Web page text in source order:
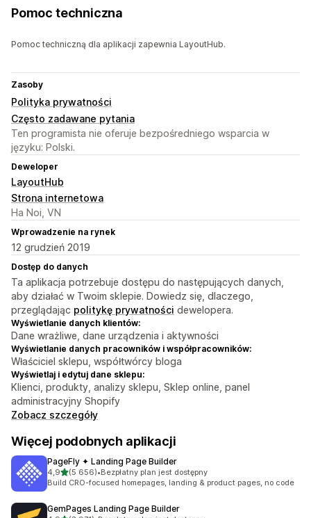
Pomoc techniczna
Pomoc techniczną dla aplikacji zapewnia LayoutHub.
Zasoby
Polityka prywatności
Często zadawane pytania
Ten programista nie oferuje bezpośredniego wsparcia w
języku: Polski.
Deweloper
LayoutHub
Strona internetowa
Ha Noi, VN
Wprowadzenie na rynek
12 grudzień 2019
Dostęp do danych
Ta aplikacja potrzebuje dostępu do następujących danych,
aby działać w Twoim sklepie. Dowiedz się, dlaczego,
przeglądając politykę prywatności dewelopera.
Wyświetlanie danych klientów:
Dane wrażliwe, dane urządzenia i aktywności
Wyświetlanie danych pracowników i współpracowników:
Właściciel sklepu, współtwórcy bloga
Wyświetlaj i edytuj dane sklepu:
Klienci, produkty, analizy sklepu, Sklep online, panel
administracyjny Shopify
Zobacz szczegóły
Więcej podobnych aplikacji
PageFly ✦ Landing Page Builder
4,9na 5 gwiazdek
(5 656)
Łączna liczba recenzji: 5656
•Bezpłatny plan jest dostępny
Build CRO-focused homepages, landing & product pages, no code
GemPages Landing Page Builder